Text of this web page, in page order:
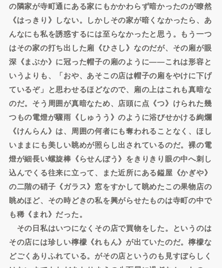
の隣家が寺町通にある家にもかかわらず暗かったのが瞭然
《はっきり》しない。しかしその家が暗くなかったら、あ
んなにも私を誘惑するには至らなかったと思う。もう一つ
はその家の打ち出した廂《ひさし》なのだが、その廂が眼
深《まぶか》に冠った帽子の廂のように――これは形容と
いうよりも、「おや、あそこの店は帽子の廂をやけに下げ
ているぞ」と思わせるほどなので、廂の上はこれも真暗な
のだ。そう周囲が真暗なため、店頭に点《つ》けられた幾
つもの電燈が驟雨《しゅうう》のように浴びせかける絢爛
《けんらん》は、周囲の何者にも奪われることなく、ほし
いままにも美しい眺めが照らし出されているのだ。裸の電
燈が細長い螺旋棒《らせんぼう》をきりきり眼の中へ刺し
込んでくる往来に立って、また近所にある鎰屋《かぎや》
の二階の硝子《ガラス》窓をすかして眺めたこの果物店の
眺めほど、その時どきの私を興がらせたものは寺町の中で
も稀《まれ》だった。
その日私はいつになくその店で買物をした。というのは
その店には珍しい檸檬《れもん》が出ていたのだ。檸檬な
どごくありふれている。がその店というのも見すぼらしく